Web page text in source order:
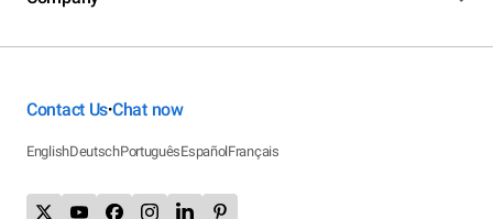
Contact Us•Chat now
EnglishDeutschPortuguêsEspañolFrançais